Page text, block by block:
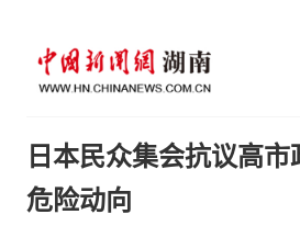
日本民众集会抗议高
危险动向